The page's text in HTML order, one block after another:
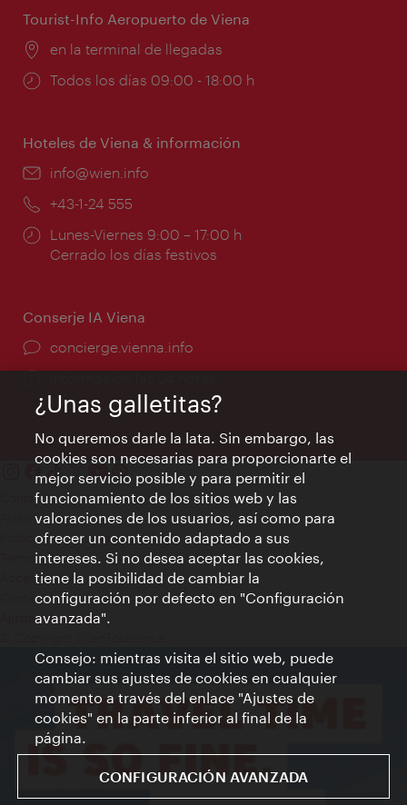
Tourist-Info Aeropuerto de Viena
Lugar:
en la terminal de llegadas
Horarios
Todos los días 09:00 - 18:00 h
Hoteles de Viena & información
e-
info@wien.info
Teléfono:
+43-1-24 555
Horarios
de
Lunes-Viernes 9:00 – 17:00 h
Cerrado los días festivos
Conserje IA Viena
concierge.vienna.info
Contacto
Aviso legal
Política de privacidad de datos
Terms of Use
Accesibilidad
Contacto para la prensa
Ajustes de cookie
¿Unas galletitas?
No queremos darle la lata. Sin embargo, las
cookies son necesarias para proporcionarte el
mejor servicio posible y para permitir el
funcionamiento de los sitios web y las
valoraciones de los usuarios, así como para
ofrecer un contenido adaptado a sus
intereses. Si no desea aceptar las cookies,
tiene la posibilidad de cambiar la
configuración por defecto en "Configuración
avanzada".
Consejo: mientras visita el sitio web, puede
cambiar sus ajustes de cookies en cualquier
momento a través del enlace "Ajustes de
cookies" en la parte inferior al final de la
página.
CONFIGURACIÓN AVANZADA